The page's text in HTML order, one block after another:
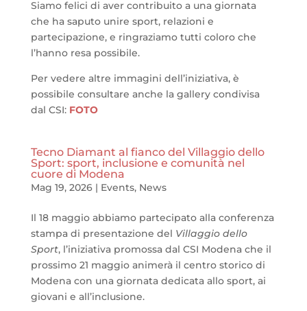
Siamo felici di aver contribuito a una giornata
che ha saputo unire sport, relazioni e
partecipazione, e ringraziamo tutti coloro che
l’hanno resa possibile.
Per vedere altre immagini dell’iniziativa, è
possibile consultare anche la gallery condivisa
dal CSI: FOTO
Tecno Diamant al fianco del Villaggio dello
Sport: sport, inclusione e comunità nel
cuore di Modena
Mag 19, 2026| Events, News
Il 18 maggio abbiamo partecipato alla conferenza
stampa di presentazione del Villaggio dello
Sport, l’iniziativa promossa dal CSI Modena che il
prossimo 21 maggio animerà il centro storico di
Modena con una giornata dedicata allo sport, ai
giovani e all’inclusione.